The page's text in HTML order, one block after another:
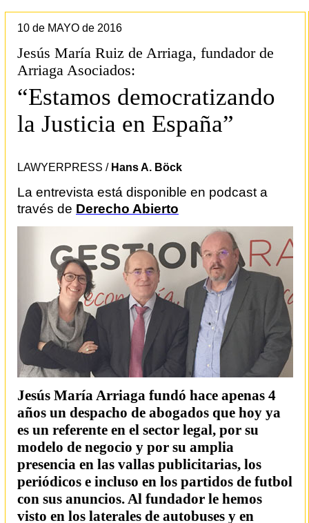
10 de MAYO de 2016
Jesús María Ruiz de Arriaga, fundador de
Arriaga Asociados:
“Estamos democratizando
la Justicia en España”
LAWYERPRESS / Hans A. Böck
La entrevista está disponible en podcast a
través de Derecho Abierto
Jesús María Arriaga fundó hace apenas 4
años un despacho de abogados que hoy ya
es un referente en el sector legal, por su
modelo de negocio y por su amplia
presencia en las vallas publicitarias, los
periódicos e incluso en los partidos de futbol
con sus anuncios. Al fundador le hemos
visto en los laterales de autobuses y en